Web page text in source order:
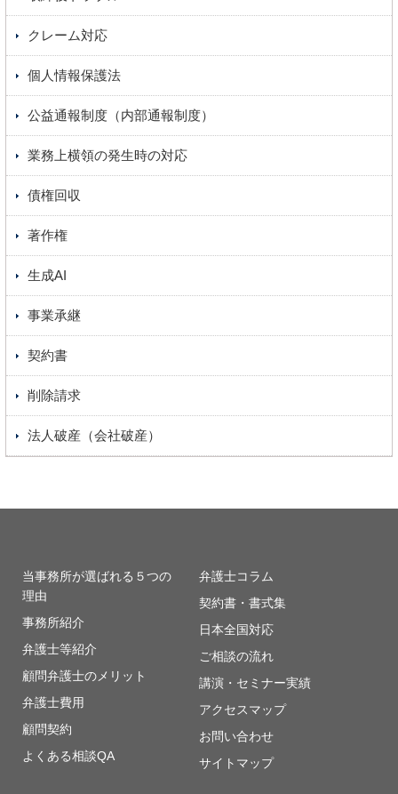
クレーム対応
個人情報保護法
公益通報制度（内部通報制度）
業務上横領の発生時の対応
債権回収
著作権
生成AI
事業承継
契約書
削除請求
法人破産（会社破産）
当事務所が選ばれる５つの
理由
事務所紹介
弁護士等紹介
顧問弁護士のメリット
弁護士費用
顧問契約
よくある相談QA
弁護士コラム
契約書・書式集
日本全国対応
ご相談の流れ
講演・セミナー実績
アクセスマップ
お問い合わせ
サイトマップ